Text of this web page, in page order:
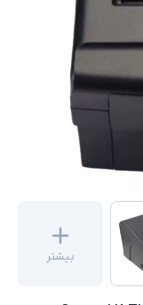
بیشتر